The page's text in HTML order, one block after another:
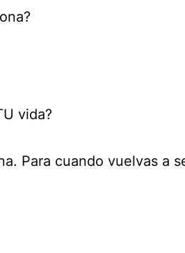
vida?
Para cuando vuelvas a